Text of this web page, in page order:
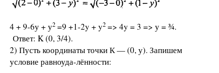
4 + 9-6у + у2 =9 +1-2y + y2 => 4y = 3 => у = ¾.
Ответ: K (0, 3/4).
2) Пусть координаты точки К — (0, у). Запишем
условие равноуда-лённости: